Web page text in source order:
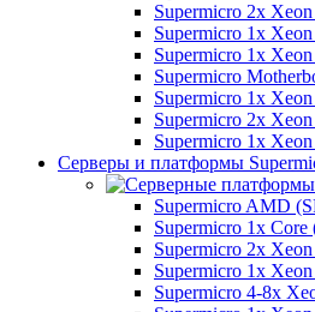
Supermicro 2x
Supermicro 1x
Supermicro 1x
Supermicro
Supermicro 1x
Supermicro 2x
Supermicro 1x
Серверы и платформы
Supermicro AMD
Supermicro 1x
Supermicro 2x
Supermicro 1x
Supermicro 4-8x